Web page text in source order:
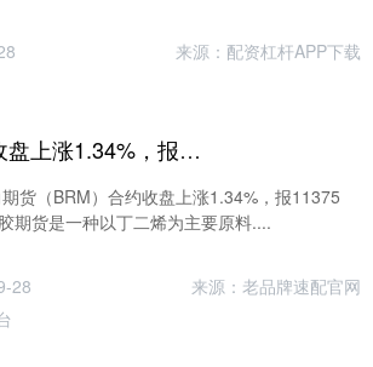
来源：配资杠杆APP下载
天平配资 5月7日丁二烯胶期货收盘上涨1.34%，报11375元
货（BRM）合约收盘上涨1.34%，报11375
期货是一种以丁二烯为主要原料....
28
来源：老品牌速配官网